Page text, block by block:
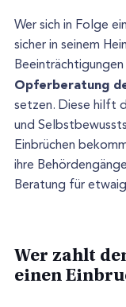
Wer sich in Folge
sicher in seinem
Opferberatung
setzen. Diese hilft
und
Einbrüchen
ihre
Beratung für
Wer zahlt
einen